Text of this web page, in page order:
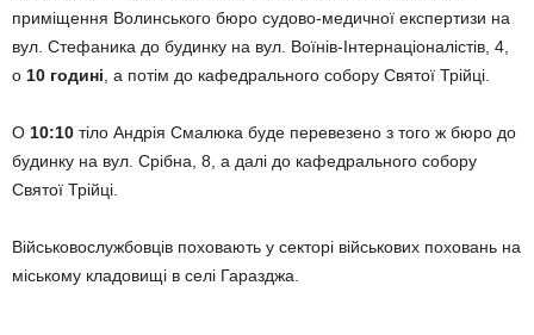
приміщення Волинського бюро судово-медичної експертизи на
вул. Стефаника до будинку на вул. Воїнів-Інтернаціоналістів, 4,
о 10 годині , а потім до кафедрального собору Святої Трійці.
О 10:10 тіло Андрія Смалюка буде перевезено з того ж бюро до
будинку на вул. Срібна, 8, а далі до кафедрального собору
Святої Трійці.
Військовослужбовців поховають у секторі військових поховань на
міському кладовищі в селі Гаразджа.